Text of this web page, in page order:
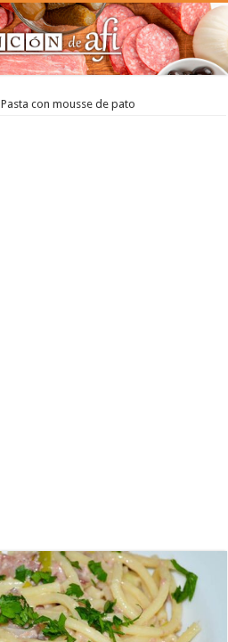
Pasta con mousse de pato